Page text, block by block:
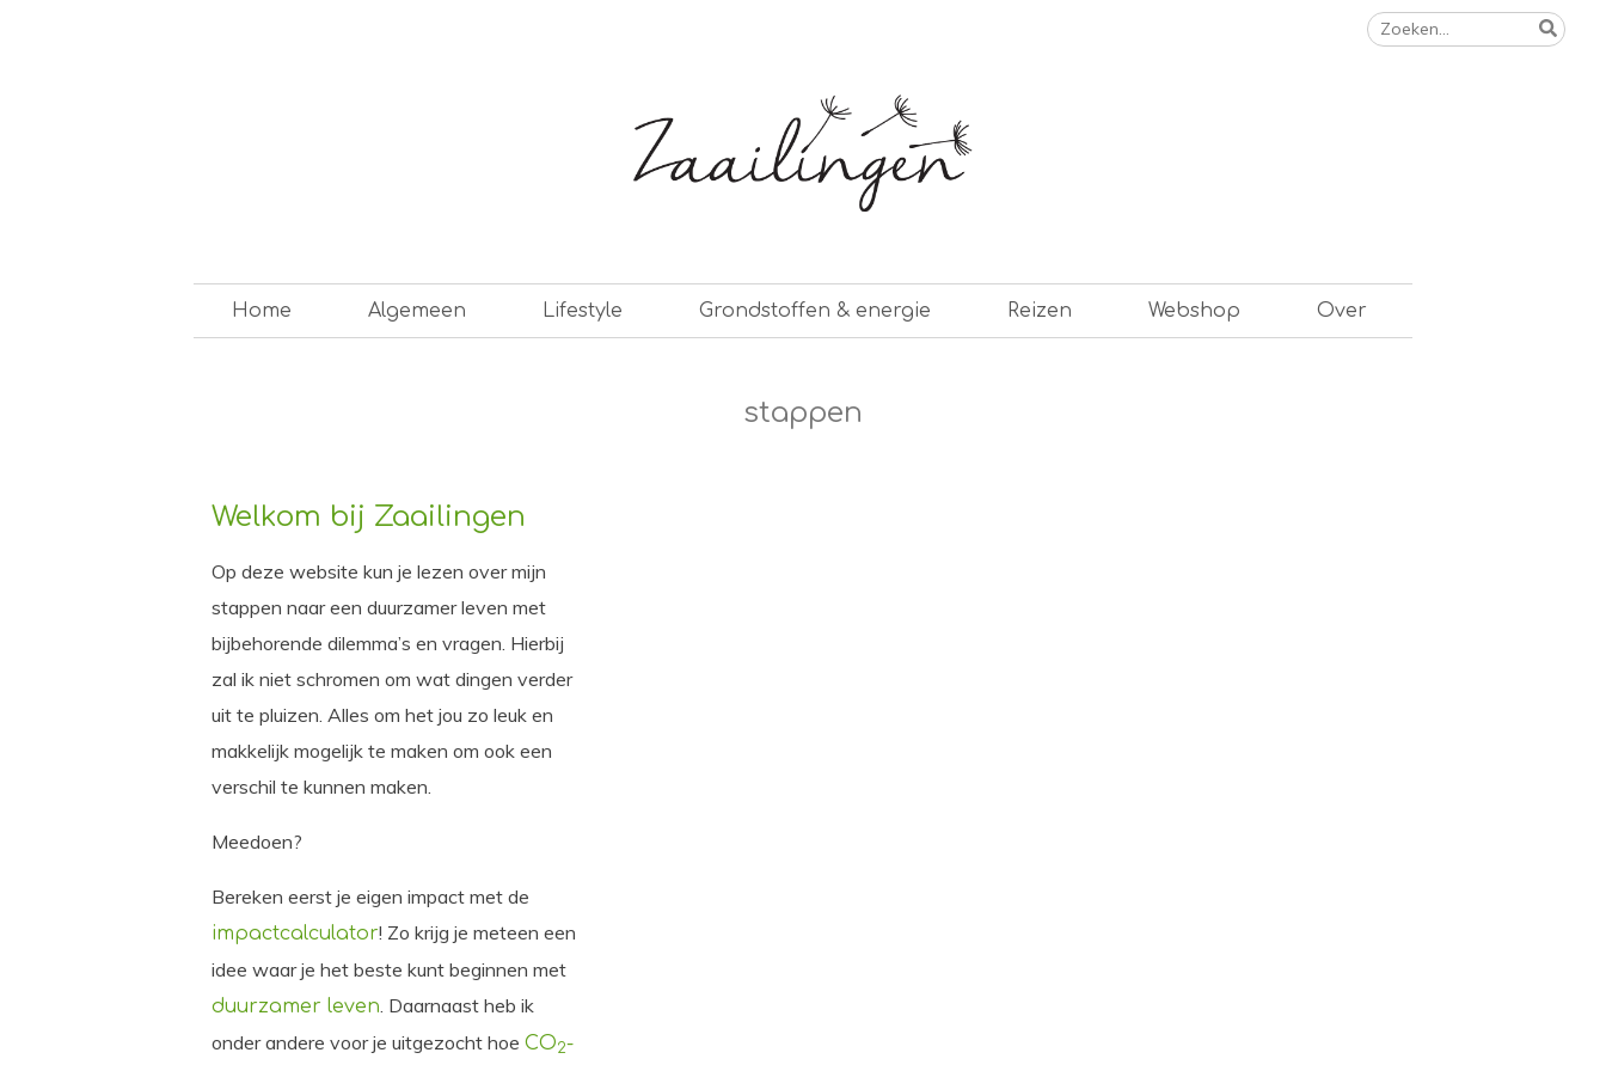
Zoeken
naar:
Home Algemeen Lifestyle Grondstoffen & energie Reizen Webshop Over
stappen
Welkom bij Zaailingen
Op deze website kun je lezen over mijn
stappen naar een duurzamer leven met
bijbehorende dilemma’s en vragen. Hierbij
zal ik niet schromen om wat dingen verder
uit te pluizen. Alles om het jou zo leuk en
makkelijk mogelijk te maken om ook een
verschil te kunnen maken.
Meedoen?
Bereken eerst je eigen impact met de
impactcalculator! Zo krijg je meteen een
idee waar je het beste kunt beginnen met
duurzamer leven. Daarnaast heb ik
onder andere voor je uitgezocht hoe CO2-